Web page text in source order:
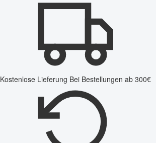
Kostenlose Lieferung Bei Bestellungen ab 300€